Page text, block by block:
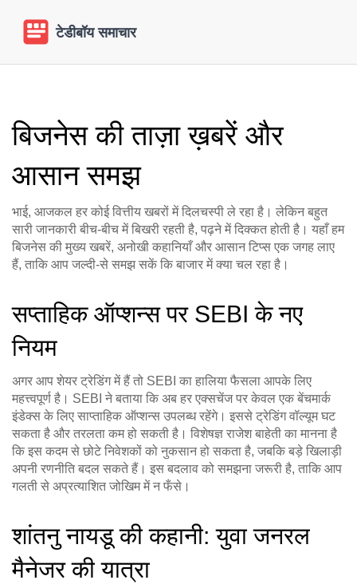
बिजनेस की ताज़ा ख़बरें और
आसान समझ
भाई, आजकल हर कोई वित्तीय खबरों में दिलचस्पी ले रहा है। लेकिन बहुत
सारी जानकारी बीच‑बीच में बिखरी रहती है, पढ़ने में दिक्कत होती है। यहाँ हम
बिजनेस की मुख्य खबरें, अनोखी कहानियाँ और आसान टिप्स एक जगह लाए
हैं, ताकि आप जल्दी‑से समझ सकें कि बाजार में क्या चल रहा है।
सप्ताहिक ऑप्शन्स पर SEBI के नए
नियम
अगर आप शेयर ट्रेडिंग में हैं तो SEBI का हालिया फैसला आपके लिए
महत्त्वपूर्ण है। SEBI ने बताया कि अब हर एक्सचेंज पर केवल एक बेंचमार्क
इंडेक्स के लिए साप्ताहिक ऑप्शन्स उपलब्ध रहेंगे। इससे ट्रेडिंग वॉल्यूम घट
सकता है और तरलता कम हो सकती है। विशेषज्ञ राजेश बाहेती का मानना है
कि इस कदम से छोटे निवेशकों को नुकसान हो सकता है, जबकि बड़े खिलाड़ी
अपनी रणनीति बदल सकते हैं। इस बदलाव को समझना जरूरी है, ताकि आप
गलती से अप्रत्याशित जोखिम में न फँसे।
शांतनु नायडू की कहानी: युवा जनरल
मैनेजर की यात्रा